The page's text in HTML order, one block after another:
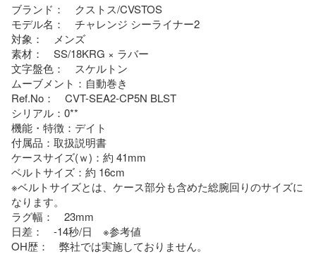
ブランド：　クストス/CVSTOS
モデル名：　チャレンジ シーライナー2
対象：　メンズ
素材：　SS/18KRG × ラバー
文字盤色：　スケルトン
ムーブメント：自動巻き
Ref.No：　CVT-SEA2-CP5N BLST
シリアル：0**
機能・特徴：デイト
付属品：取扱説明書
ケースサイズ(ｗ)：約 41mm
ベルトサイズ：約 16cm
※ベルトサイズとは、ケース部分も含めた総腕回りのサイズに
なります。
ラグ幅：　23mm
日差：　-14秒/日　※参考値
OH歴：　弊社では実施しておりません。